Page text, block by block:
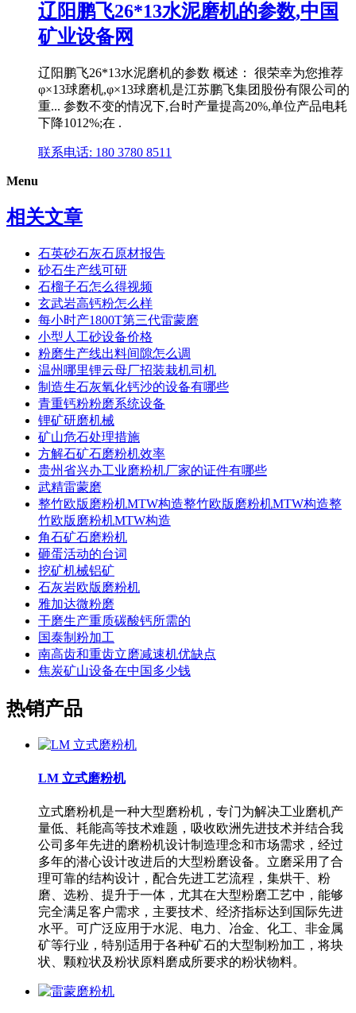
辽阳鹏飞26*13水泥磨机的参数,中国
矿业设备网
辽阳鹏飞26*13水泥磨机的参数 概述： 很荣幸为您推荐
φ×13球磨机,φ×13球磨机是江苏鹏飞集团股份有限公司的
重... 参数不变的情况下,台时产量提高20%,单位产品电耗
下降1012%;在 .
联系电话: 180 3780 8511
Menu
相关文章
石英砂石灰石原材报告
砂石生产线可研
石榴子石怎么得视频
玄武岩高钙粉怎么样
每小时产1800T第三代雷蒙磨
小型人工砂设备价格
粉磨生产线出料间隙怎么调
温州哪里锂云母厂招装栽机司机
制造生石灰氧化钙沙的设备有哪些
青重钙粉粉磨系统设备
锂矿研磨机械
矿山危石处理措施
方解石矿石磨粉机效率
贵州省兴办工业磨粉机厂家的证件有哪些
武精雷蒙磨
整竹欧版磨粉机MTW构造整竹欧版磨粉机MTW构造整
竹欧版磨粉机MTW构造
角石矿石磨粉机
砸蛋活动的台词
挖矿机械铝矿
石灰岩欧版磨粉机
雅加达微粉磨
干磨生产重质碳酸钙所需的
国泰制粉加工
南高齿和重齿立磨减速机优缺点
焦炭矿山设备在中国多少钱
热销产品
LM 立式磨粉机
立式磨粉机是一种大型磨粉机，专门为解决工业磨机产
量低、耗能高等技术难题，吸收欧洲先进技术并结合我
公司多年先进的磨粉机设计制造理念和市场需求，经过
多年的潜心设计改进后的大型粉磨设备。立磨采用了合
理可靠的结构设计，配合先进工艺流程，集烘干、粉
磨、选粉、提升于一体，尤其在大型粉磨工艺中，能够
完全满足客户需求，主要技术、经济指标达到国际先进
水平。可广泛应用于水泥、电力、冶金、化工、非金属
矿等行业，特别适用于各种矿石的大型制粉加工，将块
状、颗粒状及粉状原料磨成所要求的粉状物料。